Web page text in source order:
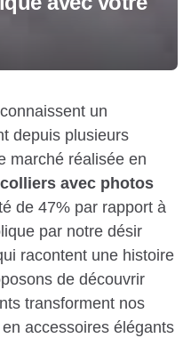
connaissent un
depuis plusieurs
marché réalisée en
colliers avec photos
de 47% par rapport à
par notre désir
racontent une histoire
de découvrir
transforment nos
accessoires élégants